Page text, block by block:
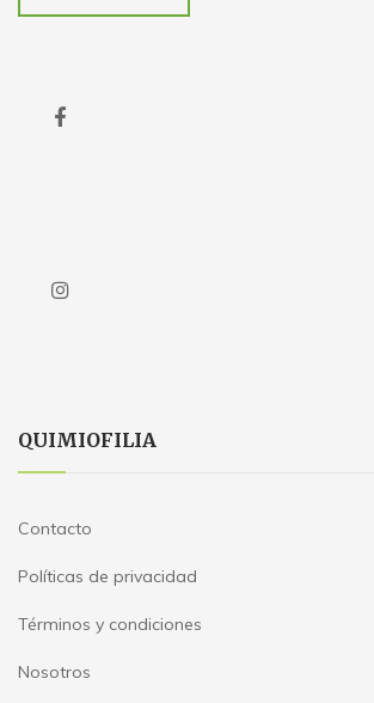
QUIMIOFILIA
Contacto
Políticas de privacidad
Términos y condiciones
Nosotros